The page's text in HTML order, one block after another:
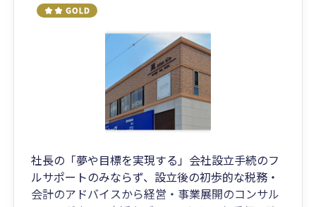
社長の「夢や目標を実現する」会社設立手続のフ
ルサポートのみならず、設立後の初歩的な税務・
会計のアドバイスから経営・事業展開のコンサル